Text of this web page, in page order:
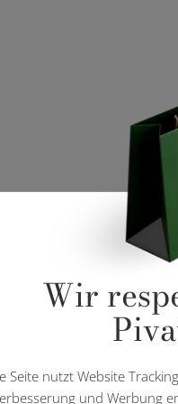
Wir
Seite nutzt Website
und Werbung